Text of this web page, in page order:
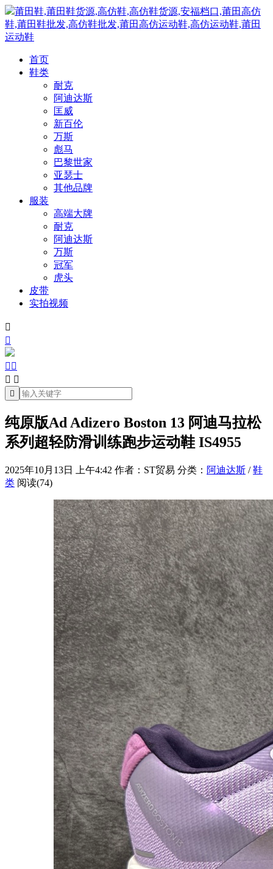
莆田鞋,莆田鞋货源,高仿鞋,高仿鞋货源,安福档口,莆田高仿
鞋,莆田鞋批发,高仿鞋批发,莆田高仿运动鞋,高仿运动鞋,莆田
运动鞋
首页
鞋类
耐克
阿迪达斯
匡威
新百伦
万斯
彪马
巴黎世家
亚瑟士
其他品牌
服装
高端大牌
耐克
阿迪达斯
万斯
冠军
虎头
皮带
实拍视频


 
 

纯原版Ad Adizero Boston 13 阿迪马拉松
系列超轻防滑训练跑步运动鞋 IS4955
2025年10月13日 上午4:42 作者：ST贸易 分类： 阿迪达斯 /鞋
类 阅读(74)